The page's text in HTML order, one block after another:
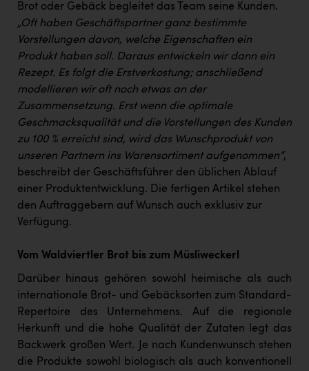
PÜSPÖK
RE/MAX Welcome
Resch&Frisch
RUBBLE MASTER
Ruderclub Wels
SCRI - Salzburg Cancer Research Institute
SCHMACHTL GmbH
Schwingshandl - automation technology gmbh
TCL
TGW Logistics
TRAILOMAT & Cycling Austria
VERITAS
Brot oder Gebäck begleitet das Team seine Kunden.
„Oft haben Geschäftspartner ganz bestimmte
Vorstellungen davon, welche Eigenschaften ein
Produkt haben soll. Daraus entwickeln wir dann ein
Rezept. Es folgt die Erstverkostung; anschließend
modellieren wir oft noch etwas an der
Zusammensetzung. Erst wenn die optimale
Geschmacksqualität und die Vorstellungen des Kunden
zu 100 % erreicht sind, wird das Wunschprodukt von
unseren Partnern ins Warensortiment aufgenommen“,
beschreibt der Geschäftsführer den üblichen Ablauf
einer Produktentwicklung. Die fertigen Artikel stehen
den Auftraggebern auf Wunsch auch exklusiv zur
Verfügung.
Vom Waldviertler Brot bis zum Müsliweckerl
Darüber hinaus gehören sowohl heimische als auch
internationale Brot- und Gebäcksorten zum Standard-
Repertoire des Unternehmens. Auf die regionale
Herkunft und die hohe Qualität der Zutaten legt das
Backwerk großen Wert. Je nach Kundenwunsch stehen
die Produkte sowohl biologisch als auch konventionell